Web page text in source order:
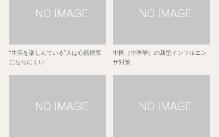
“生活を楽しんでいる”人は心筋梗塞
になりにくい
中国（中医学）の新型インフルエン
ザ対策